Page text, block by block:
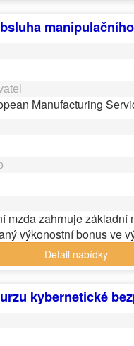
Manufacturing
mzda zahrnuje základní
výkonostní bonus ve
Detail nabídky
kybernetické